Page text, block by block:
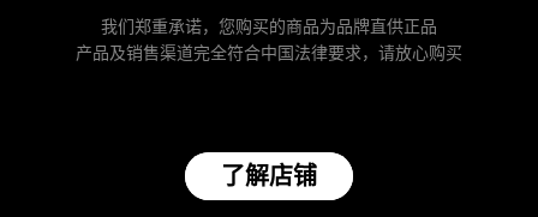
我们郑重承诺，您购买的商品为品牌直供正品
产品及销售渠道完全符合中国法律要求，请放心购买
了解店铺